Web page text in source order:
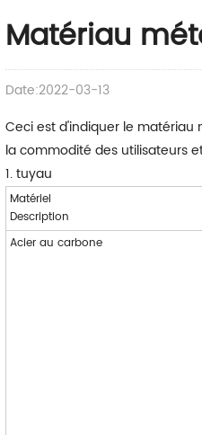
Matériau
Date:2022-03-13
Ceci est d'indiquer le
la commodité des utilisateurs
1. tuyau
Matériel
Description
Acier au carbone